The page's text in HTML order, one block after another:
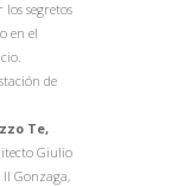
segretos
en el
de
Te,
Giulio
Gonzaga,